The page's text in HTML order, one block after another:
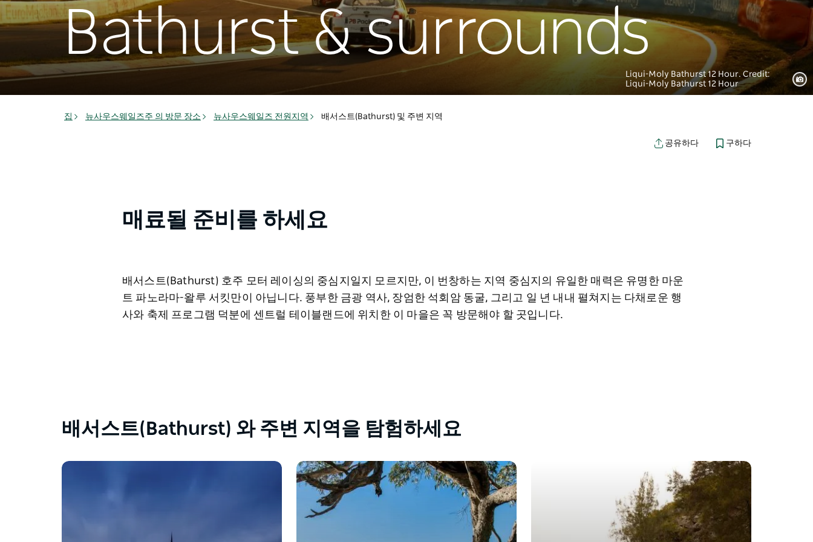
Bathurst & surrounds
Liqui-Moly Bathurst 12 Hour. Credit:
Liqui-Moly Bathurst 12 Hour
집 뉴사우스웨일즈주 의 방문 장소 뉴사우스웨일즈 전원지역 배서스트(Bathurst) 및 주변 지역
공유하다 구하다
매료될 준비를 하세요
배서스트(Bathurst) 호주 모터 레이싱의 중심지일지 모르지만, 이 번창하는 지역 중심지의 유일한 매력은 유명한 마운
트 파노라마-왈루 서킷만이 아닙니다. 풍부한 금광 역사, 장엄한 석회암 동굴, 그리고 일 년 내내 펼쳐지는 다채로운 행
사와 축제 프로그램 덕분에 센트럴 테이블랜드에 위치한 이 마을은 꼭 방문해야 할 곳입니다.
배서스트(Bathurst) 와 주변 지역을 탐험하세요